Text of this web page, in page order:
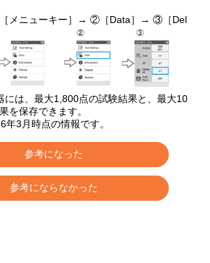
メニューキー］→ ②［Data］→ ③［Del
には、最大1,800点の試験結果と、最大10
を保存できます。
3月時点の情報です。
参考になった
参考にならなかった